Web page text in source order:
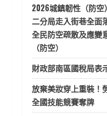
2026城鎮韌性（防
二分局走入街巷全面
全民防空疏散及應變
（防空）
財政部南區國稅局表
放棄美妝穿上重裝！
全國技能競賽奪牌